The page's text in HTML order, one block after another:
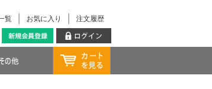
注文履歴
お気に入り
覧